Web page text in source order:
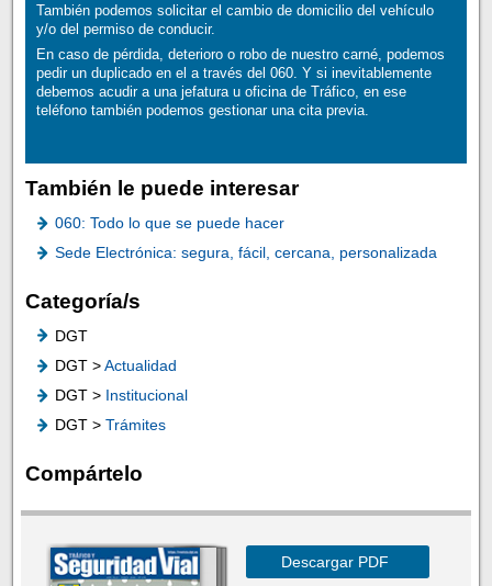
También podemos solicitar el cambio de domicilio del vehículo
y/o del permiso de conducir.
En caso de pérdida, deterioro o robo de nuestro carné, podemos
pedir un duplicado en el a través del 060. Y si inevitablemente
debemos acudir a una jefatura u oficina de Tráfico, en ese
teléfono también podemos gestionar una cita previa.
También le puede interesar
060: Todo lo que se puede hacer
Sede Electrónica: segura, fácil, cercana, personalizada
Categoría/s
DGT
DGT >Actualidad
DGT > Institucional
DGT > Trámites
Compártelo
Descargar PDF